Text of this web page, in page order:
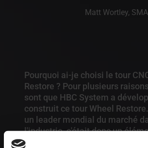
Matt Wortley,
Pourquoi ai-je choisi le tour
Restore ? Pour plusieurs
sont que HBC System a
construit ce tour Wheel
un leader mondial du marché
l'industrie, c'était donc un
moi. J'entretiens également